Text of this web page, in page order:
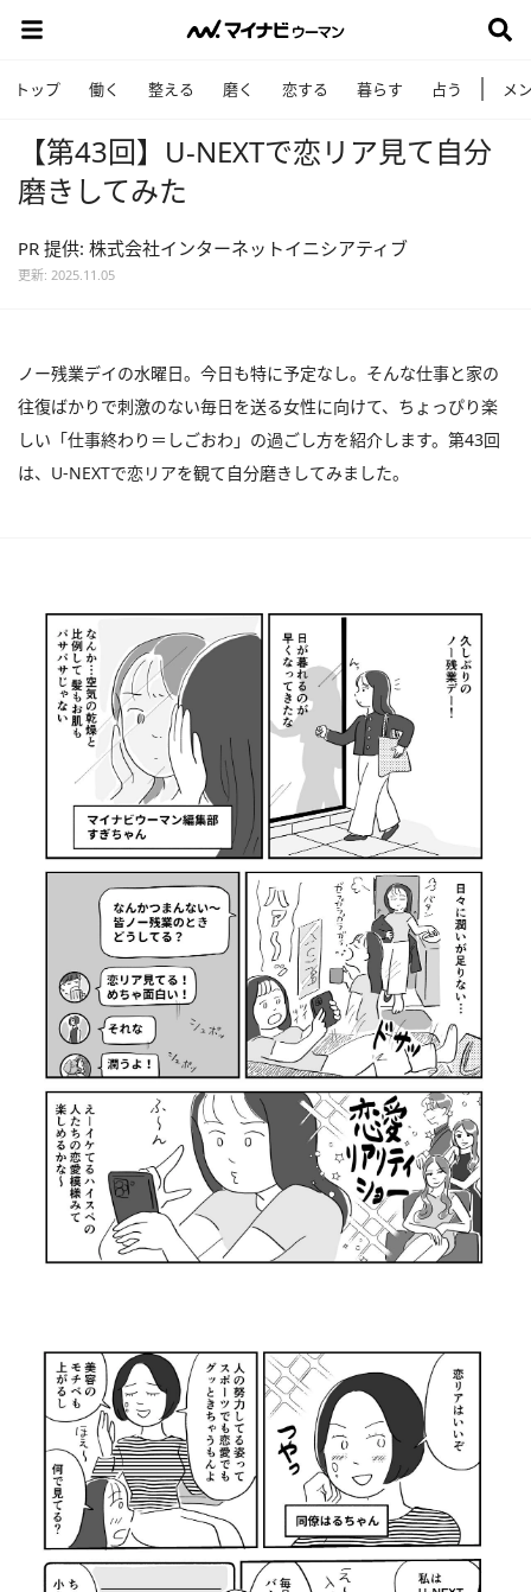
トップ 働く 整える 磨く 恋する 暮らす 占う メ
【第43回】U-NEXTで恋リア見て自分
磨きしてみた
PR 提供: 株式会社インターネットイニシアティブ
更新: 2025.11.05
ノー残業デイの水曜日。今日も特に予定なし。そんな仕事と家の
往復ばかりで刺激のない毎日を送る女性に向けて、ちょっぴり楽
しい「仕事終わり＝しごおわ」の過ごし方を紹介します。第43回
は、U-NEXTで恋リアを観て自分磨きしてみました。